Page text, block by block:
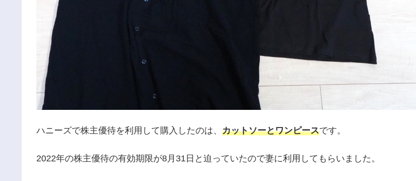
ハニーズで株主優待を利用して購入したのは、 カットソーとワンピースです。
2022年の株主優待の有効期限が8月31日と迫っていたので妻に利用してもらいました。